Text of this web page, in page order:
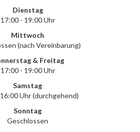
Dienstag
17:00 - 19:00 Uhr
Mittwoch
(nach Vereinbarung)
& Freitag
17:00 - 19:00 Uhr
Samstag
Uhr (durchgehend)
Sonntag
Geschlossen